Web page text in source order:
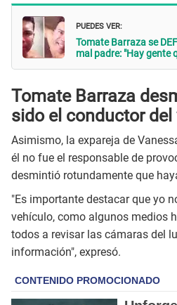
PUEDES VER:
Tomate Barraza se
mal padre: "Hay gente
Tomate Barraza
sido el conductor
Asimismo, la expareja de
él no fue el responsable de
desmintió rotundamente que
"Es importante destacar que yo
vehículo, como algunos medios
todos a revisar las cámaras del
información", expresó.